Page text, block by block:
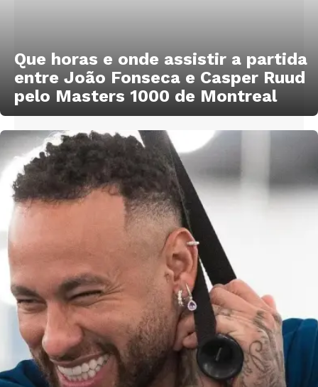
Que horas e onde assistir a partida
entre João Fonseca e Casper Ruud
pelo Masters 1000 de Montreal